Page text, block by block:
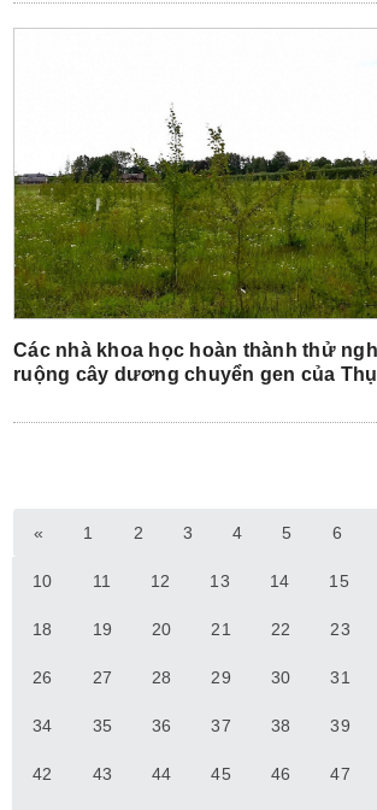
Các nhà khoa học hoàn thành thử
ruộng cây dương chuyển gen của
« 1 2 3 4 5 6
10 11 12 13 14 15
18 19 20 21 22 23
26 27 28 29 30 31
34 35 36 37 38 39
42 43 44 45 46 47